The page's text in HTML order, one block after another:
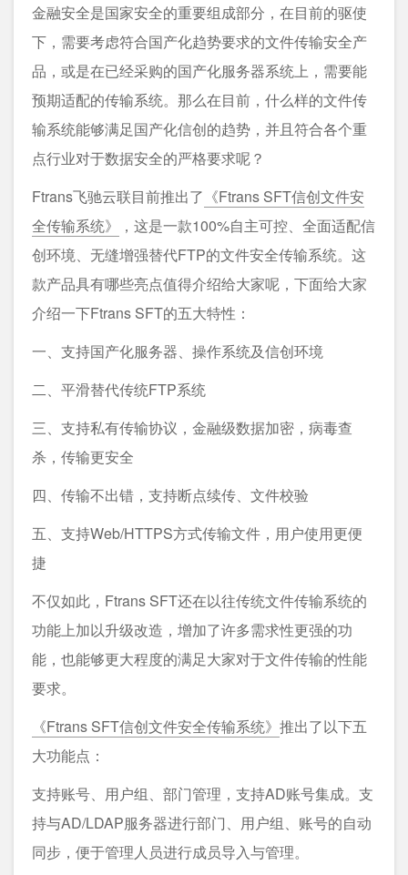
金融安全是国家安全的重要组成部分，在目前的驱使
下，需要考虑符合国产化趋势要求的文件传输安全产
品，或是在已经采购的国产化服务器系统上，需要能
预期适配的传输系统。那么在目前，什么样的文件传
输系统能够满足国产化信创的趋势，并且符合各个重
点行业对于数据安全的严格要求呢？
Ftrans飞驰云联目前推出了 《Ftrans SFT信创文件安
全传输系统》
，这是一款100%自主可控、全面适配信
创环境、无缝增强替代FTP的文件安全传输系统。这
款产品具有哪些亮点值得介绍给大家呢，下面给大家
介绍一下Ftrans SFT的五大特性：
一、支持国产化服务器、操作系统及信创环境
二、平滑替代传统FTP系统
三、支持私有传输协议，金融级数据加密，病毒查
杀，传输更安全
四、传输不出错，支持断点续传、文件校验
五、支持Web/HTTPS方式传输文件，用户使用更便
捷
不仅如此，Ftrans SFT还在以往传统文件传输系统的
功能上加以升级改造，增加了许多需求性更强的功
能，也能够更大程度的满足大家对于文件传输的性能
要求。
《Ftrans SFT信创文件安全传输系统》 推出了以下五
大功能点：
支持账号、用户组、部门管理，支持AD账号集成。支
持与AD/LDAP服务器进行部门、用户组、账号的自动
同步，便于管理人员进行成员导入与管理。